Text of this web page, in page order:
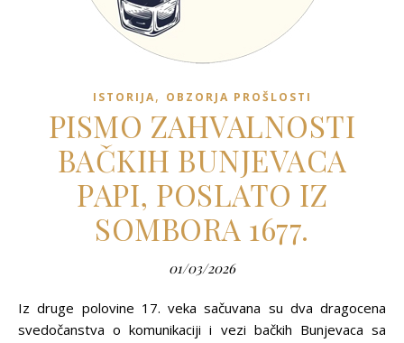
ISTORIJA, OBZORJA PROŠLOSTI
PISMO ZAHVALNOSTI
BAČKIH BUNJEVACA
PAPI, POSLATO IZ
SOMBORA 1677.
01/03/2026
Iz druge polovine 17. veka sačuvana su dva dragocena
svedočanstva o komunikaciji i vezi bačkih Bunjevaca sa